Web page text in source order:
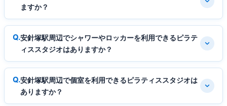
ますか？
安針塚駅周辺でシャワーやロッカーを利用できるピラテ
ィススタジオはありますか？
安針塚駅周辺で個室を利用できるピラティススタジオは
ありますか？